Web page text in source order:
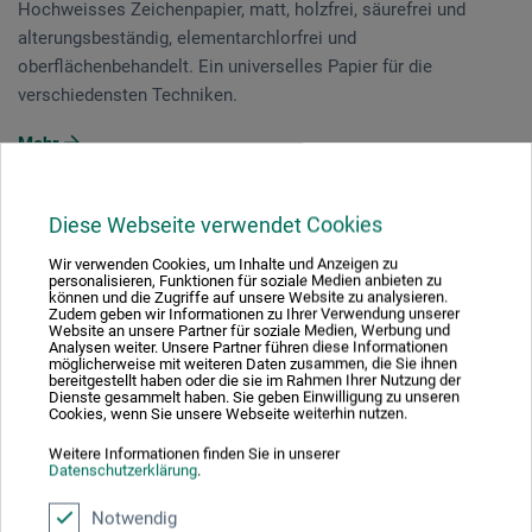
Diese Webseite verwendet Cookies
Wir verwenden Cookies, um Inhalte und Anzeigen zu
personalisieren, Funktionen für soziale Medien anbieten zu
können und die Zugriffe auf unsere Website zu analysieren.
Zudem geben wir Informationen zu Ihrer Verwendung unserer
Website an unsere Partner für soziale Medien, Werbung und
Analysen weiter. Unsere Partner führen diese Informationen
möglicherweise mit weiteren Daten zusammen, die Sie ihnen
bereitgestellt haben oder die sie im Rahmen Ihrer Nutzung der
Dienste gesammelt haben. Sie geben Einwilligung zu unseren
Cookies, wenn Sie unsere Webseite weiterhin nutzen.
Weitere Informationen finden Sie in unserer
Datenschutzerklärung.
Notwendig
Hochweisses Zeichenpapier, matt, holzfrei, säurefrei und
alterungsbeständig, elementarchlorfrei und
oberflächenbehandelt. Ein universelles Papier für die
verschiedensten Techniken.
Mehr
Bewertungen(0)
Beschreibung
Hochweisses Zeichenpapier, matt, holzfrei, säurefrei und
alterungsbeständig, elementarchlorfrei und
oberflächenbehandelt. Ein universelles Papier für die